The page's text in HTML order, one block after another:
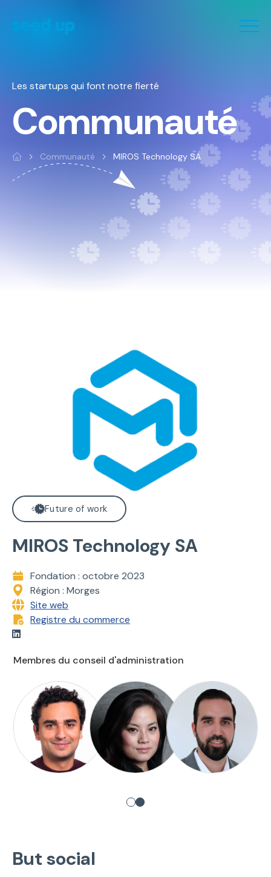
Les startups qui font notre fierté
Communauté
Communauté MIROS Technology SA
Future of work
MIROS Technology SA
Fondation : octobre 2023
Région : Morges
Site web
Registre du commerce
Membres du conseil d'administration
But social